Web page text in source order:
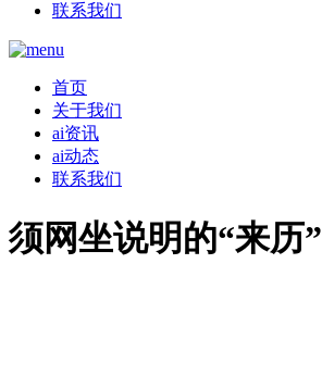
联系我们
首页
关于我们
ai资讯
ai动态
联系我们
须网坐说明的“来历”